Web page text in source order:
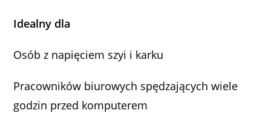
Idealny dla
Osób z napięciem szyi i karku
Pracowników biurowych spędzających wiele
godzin przed komputerem